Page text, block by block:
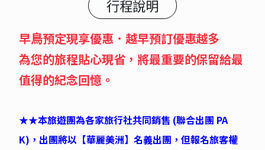
行程說明
早⿃預定現享優惠．越早預訂優惠越多
為您的旅程貼⼼現省，將最重要的保留給最
值得的紀念回憶。
★★本旅遊團為各家旅⾏社共同銷售 (聯合出團 PA
K)，出團將以【華麗美洲】名義出團，但報名旅客權